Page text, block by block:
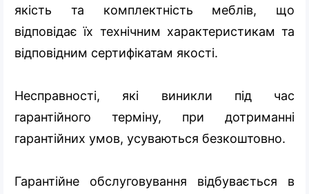
якість та комплектність меблів, що
відповідає їх технічним характеристикам та
відповідним сертифікатам якості.
Несправності, які виникли під час
гарантійного терміну, при дотриманні
гарантійних умов, усуваються безкоштовно.
Гарантійне обслуговування відбувається в